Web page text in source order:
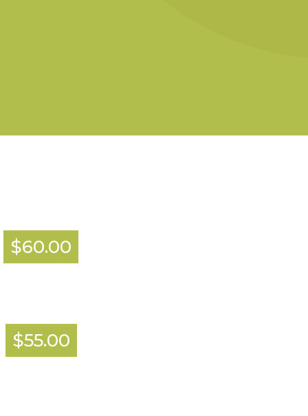
$60.00
$55.00